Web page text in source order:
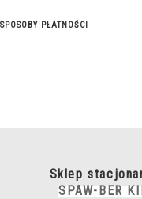
SPOSOBY PŁATNOŚCI
Sklep
SPAW-BER